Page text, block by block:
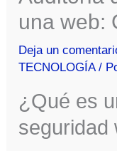
una web:
Deja un
TECNOLOGÍA/
¿Qué es
seguridad